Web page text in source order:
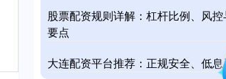
股票配资规则详解：杠杆比例、风
要点
大连配资平台推荐：正规安全、低